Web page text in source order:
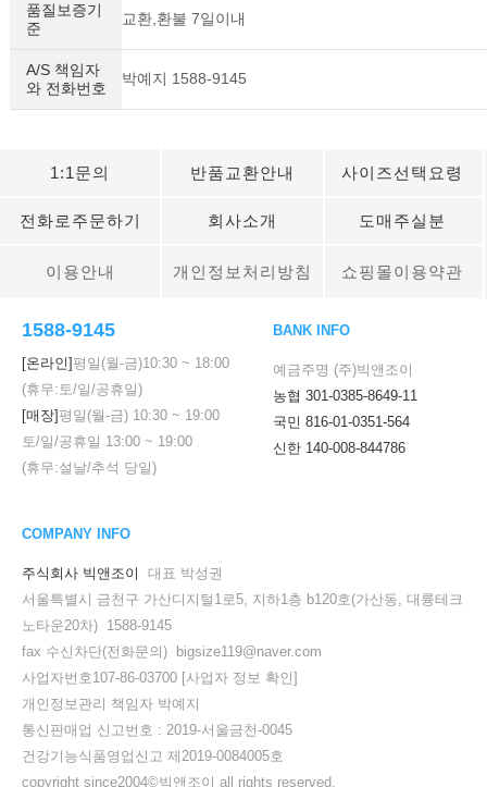
품질보증기
준
교환,환불 7일이내
A/S 책임자
와 전화번호
박예지 1588-9145
1:1문의 반품교환안내 사이즈선택요령
전화로주문하기 회사소개 도매주실분
이용안내 개인정보처리방침 쇼핑몰이용약관
1588-9145
[온라인] 평일(월-금)10:30 ~ 18:00
(휴무:토/일/공휴일)
[매장] 평일(월-금) 10:30 ~ 19:00
토/일/공휴일 13:00 ~ 19:00
(휴무:설날/추석 당일)
BANK INFO
예금주명 (주)빅앤조이
농협 301-0385-8649-11
국민 816-01-0351-564
신한 140-008-844786
COMPANY INFO
주식회사 빅앤조이
대표 박성권
서울특별시 금천구 가산디지털1로5, 지하1층 b120호(가산동, 대륭테크
노타운20차) 1588-9145
fax 수신차단(전화문의) bigsize119@naver.com
사업자번호107-86-03700 [사업자 정보 확인]
개인정보관리 책임자 박예지
통신판매업 신고번호 : 2019-서울금천-0045
건강기능식품영업신고 제2019-0084005호
copyright since2004©빅앤조이 all rights reserved.